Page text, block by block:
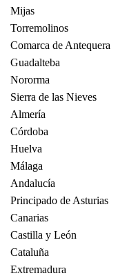
Mijas
Torremolinos
Comarca de Antequera
Guadalteba
Nororma
Sierra de las Nieves
Almería
Córdoba
Huelva
Málaga
Andalucía
Principado de Asturias
Canarias
Castilla y León
Cataluña
Extremadura